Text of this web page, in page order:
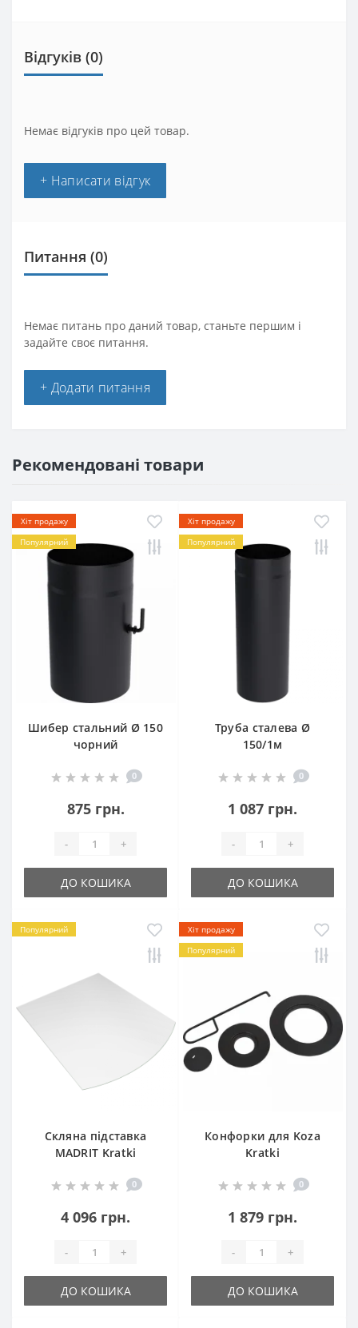
Відгуків (0)
Немає відгуків про цей товар.
+ Написати відгук
Питання (0)
Немає питань про даний товар, станьте першим і
задайте своє питання.
+ Додати питання
Рекомендовані товари
Хіт продажу
Популярний
Шибер стальний Ø 150
чорний
0
875 грн.
- +
ДО КОШИКА
Хіт продажу
Популярний
Труба сталева Ø
150/1м
0
1 087 грн.
- +
ДО КОШИКА
Популярний
Скляна підставка
MADRIT Kratki
0
4 096 грн.
- +
ДО КОШИКА
Хіт продажу
Популярний
Конфорки для Koza
Kratki
0
1 879 грн.
- +
ДО КОШИКА